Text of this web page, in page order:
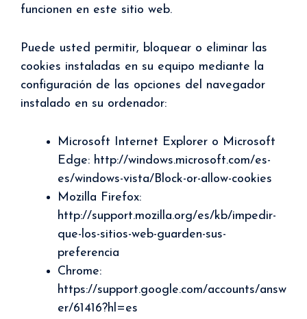
funcionen en este sitio web.
Puede usted permitir, bloquear o eliminar las
cookies instaladas en su equipo mediante la
configuración de las opciones del navegador
instalado en su ordenador:
Microsoft Internet Explorer o Microsoft
Edge: http://windows.microsoft.com/es-
es/windows-vista/Block-or-allow-cookies
Mozilla Firefox:
http://support.mozilla.org/es/kb/impedir-
que-los-sitios-web-guarden-sus-
preferencia
Chrome:
https://support.google.com/accounts/answ
er/61416?hl=es